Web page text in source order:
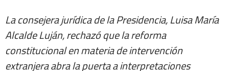
La consejera jurídica de la Presidencia, Luisa María
Alcalde Luján, rechazó que la reforma
constitucional en materia de intervención
extranjera abra la puerta a interpretaciones